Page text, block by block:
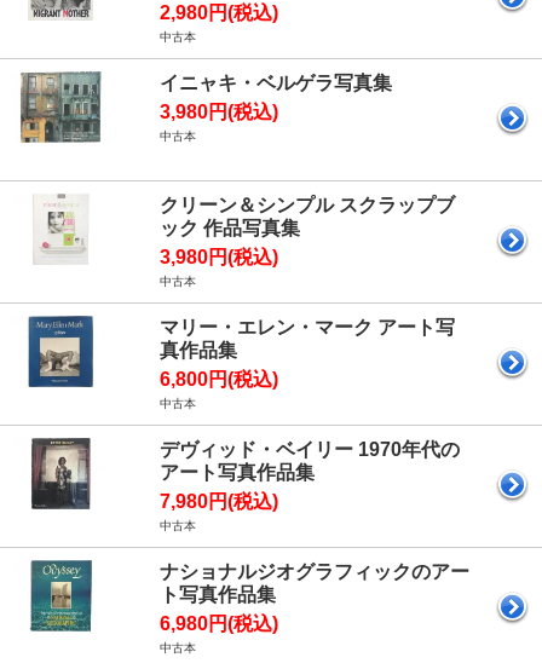
2,980円(税込)
中古本
イニャキ・ベルゲラ写真集
3,980円(税込)
中古本
クリーン＆シンプル スクラップブ
ック 作品写真集
3,980円(税込)
中古本
マリー・エレン・マーク アート写
真作品集
6,800円(税込)
中古本
デヴィッド・ベイリー 1970年代の
アート写真作品集
7,980円(税込)
中古本
ナショナルジオグラフィックのアー
ト写真作品集
6,980円(税込)
中古本